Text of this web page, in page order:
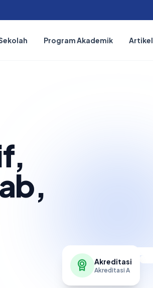
Program Akademik Artikel
Akreditasi
Akreditasi A